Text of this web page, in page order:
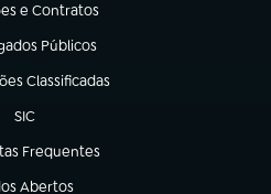
e Contratos
nova aba)
Públicos
nova aba)
Classificadas
aba)
SIC
(abre em nova aba)
Frequentes
nova aba)
Abertos